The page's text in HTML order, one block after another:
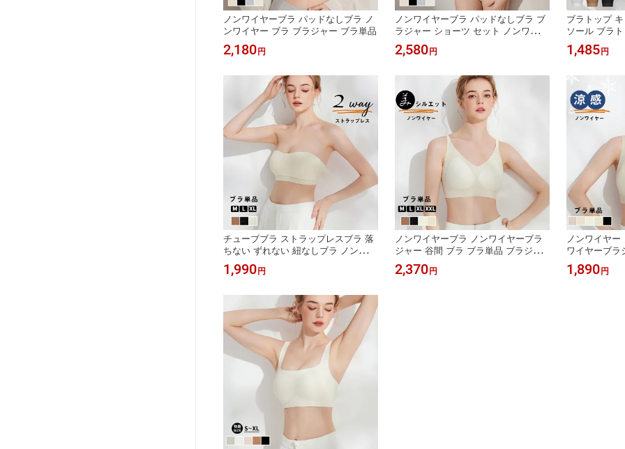
ノンワイヤーブラ パッドなしブラ ノ
ンワイヤー ブラ ブラジャー ブラ単品
2,180 円
ノンワイヤーブラ パッドなしブラ ブ
ラジャー ショーツ セット ノンワイヤ
ーブラ セット ブラセット
2,580 円
ブラトップ
ソール ブラ
トラップ カ
ラトップ シ
チューブト
ル
1,485 円
チューブブラ ストラップレスブラ 落
ちない ずれない 紐なしブラ ノンワイ
ヤーブラ チューブトップ ブラ ベアト
ップ ストラップレス ブラジャー 紐な
単品 小胸 肩紐なし ドレス インナー
脇高
1,990 円
ノンワイヤーブラ ノンワイヤーブラ
ジャー 谷間 ブラ ブラ単品 ブラジャ
ー 小胸 脇高 下着 ノンワイヤーブラ
レース ノンワイヤーブラ かわいい 脇
2,370 円
ノンワイヤー
ワイヤーブラ
ジャー 小胸
スフリー 見
1,890 円